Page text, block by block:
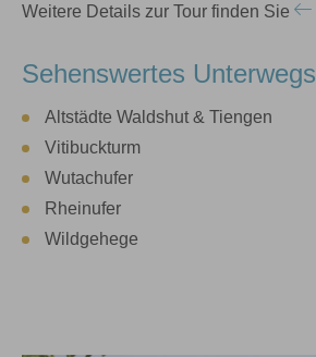
Weitere Details zur Tour finden Sie
Sehenswertes Unterwegs
Altstädte Waldshut & Tiengen
Vitibuckturm
Wutachufer
Rheinufer
Wildgehege